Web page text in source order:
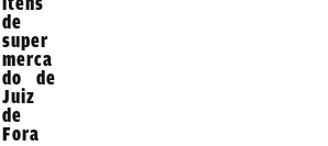
de
super
merca
do de
Juiz
de
Fora